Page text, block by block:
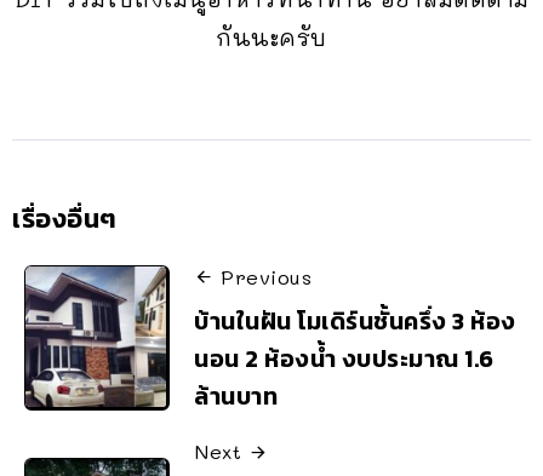
กันนะครับ
เรื่องอื่นๆ
Previous
บ้านในฝัน โมเดิร์นชั้นครึ่ง 3 ห้อง
นอน 2 ห้องน้ำ งบประมาณ 1.6
ล้านบาท
Next